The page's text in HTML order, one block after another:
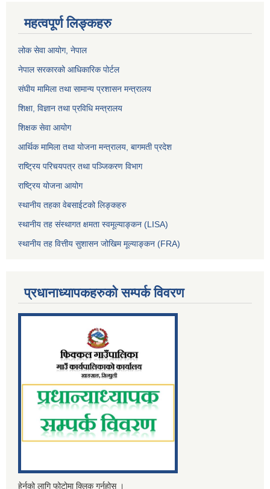
महत्वपूर्ण लिङ्कहरु
लोक सेवा आयोग, नेपाल
नेपाल सरकारको आधिकारिक पोर्टल
संघीय मामिला तथा सामान्य प्रशासन मन्त्रालय
शिक्षा, विज्ञान तथा प्रविधि मन्त्रालय
शिक्षक सेवा आयोग
आर्थिक मामिला तथा योजना मन्त्रालय, बागमती प्रदेश
राष्ट्रिय परिचयपत्र तथा पञ्जिकरण विभाग
राष्ट्रिय योजना आयोग
स्थानीय तहका वेबसाईटको लिङ्कहरु
स्थानीय तह संस्थागत क्षमता स्वमूल्याङ्कन (LISA)
स्थानीय तह वित्तीय सुशासन जोखिम मूल्याङ्कन (FRA)
प्रधानाध्यापकहरुको सम्पर्क विवरण
हेर्नको लागि फोटोमा क्लिक गर्नुहोस् ।